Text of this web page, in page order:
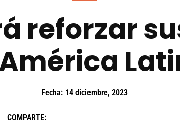
reforzar
Fecha: 14 diciembre, 2023
COMPARTE: